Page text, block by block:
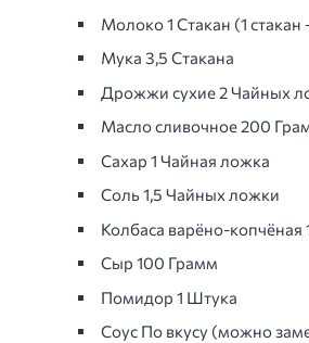
Молоко 1 Стакан (1
Мука 3,5 Стакана
Дрожжи сухие 2 Чайных
Масло сливочнoe 200
Сахар 1 Чайная ложка
Соль 1,5 Чайных ложки
Колбаса варёно-копчёная
Сыр 100 Грамм
Помидор 1 Штука
Соус По вкусу (можно